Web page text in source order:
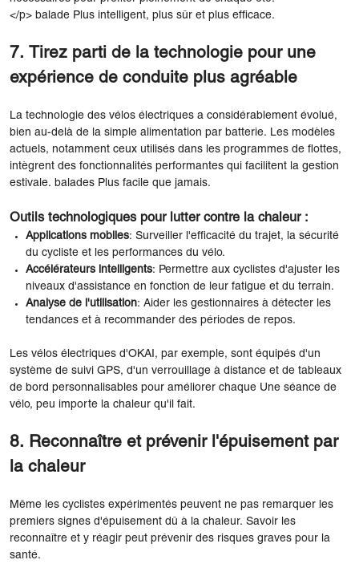
</p> balade Plus intelligent, plus sûr et plus efficace.
7. Tirez parti de la technologie pour une
expérience de conduite plus agréable
La technologie des vélos électriques a considérablement évolué,
bien au-delà de la simple alimentation par batterie. Les modèles
actuels, notamment ceux utilisés dans les programmes de flottes,
intègrent des fonctionnalités performantes qui facilitent la gestion
estivale. balades Plus facile que jamais.
Outils technologiques pour lutter contre la chaleur :
Applications mobiles: Surveiller l'efficacité du trajet, la sécurité
du cycliste et les performances du vélo.
Accélérateurs intelligents: Permettre aux cyclistes d'ajuster les
niveaux d'assistance en fonction de leur fatigue et du terrain.
Analyse de l'utilisation: Aider les gestionnaires à détecter les
tendances et à recommander des périodes de repos.
Les vélos électriques d'OKAI, par exemple, sont équipés d'un
système de suivi GPS, d'un verrouillage à distance et de tableaux
de bord personnalisables pour améliorer chaque Une séance de
vélo, peu importe la chaleur qu'il fait.
8. Reconnaître et prévenir l'épuisement par
la chaleur
Même les cyclistes expérimentés peuvent ne pas remarquer les
premiers signes d'épuisement dû à la chaleur. Savoir les
reconnaître et y réagir peut prévenir des risques graves pour la
santé.